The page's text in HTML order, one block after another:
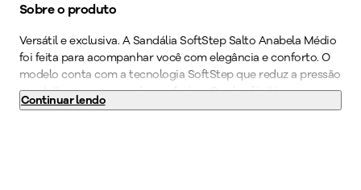
Sobre o produto
Versátil e exclusiva. A Sandália SoftStep Salto Anabela Médio
foi feita para acompanhar você com elegância e conforto. O
modelo conta com a tecnologia SoftStep que reduz a pressão
e o atrito que causam desconfortos. O calce fácil traz
liberdade no dia a dia, não sendo preciso usar as mãos para
Continuar lendo